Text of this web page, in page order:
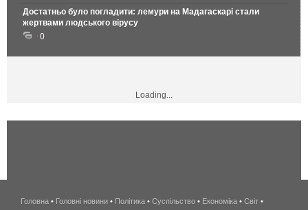
Достатньо було погладити: лемури на Мадагаскарі стали
жертвами людського вірусу
0
Loading...
беспроводной
Головна • Головні новини • Політика • Суспільство • Економіка • Світ •